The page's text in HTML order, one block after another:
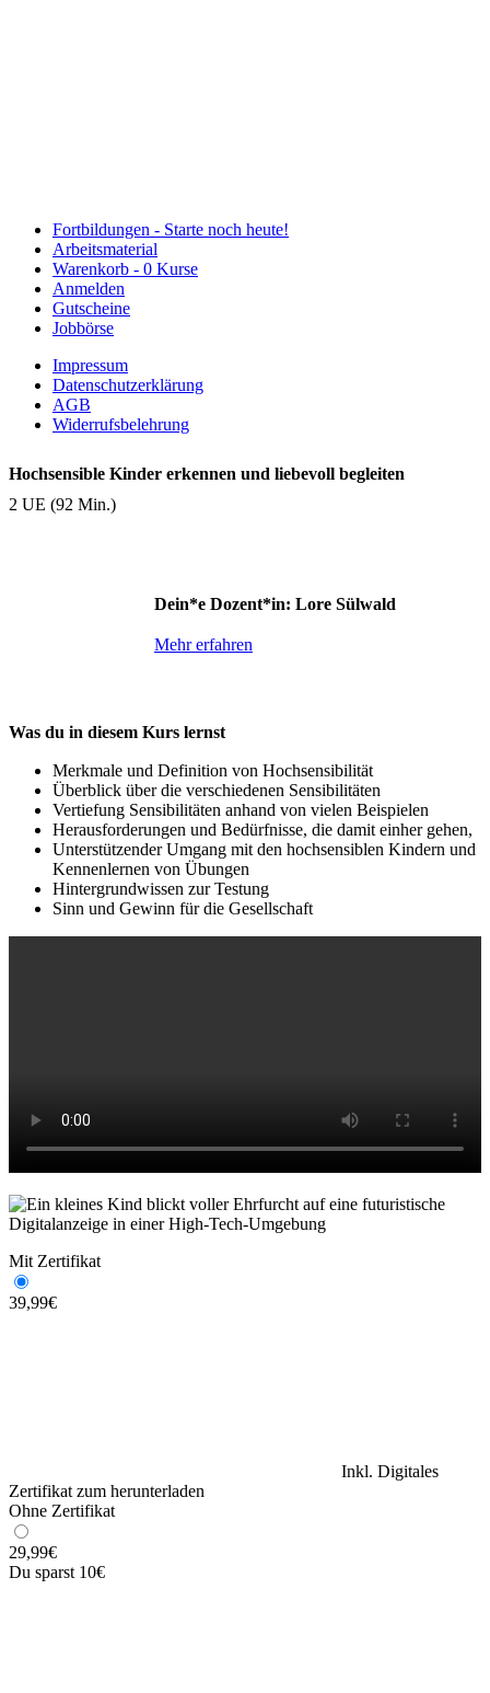
Fortbildungen - Starte noch heute!
Arbeitsmaterial
Warenkorb - 0 Kurse
Anmelden
Gutscheine
Jobbörse
Impressum
Datenschutzerklärung
AGB
Widerrufsbelehrung
Hochsensible Kinder erkennen und liebevoll begleiten
2 UE (92 Min.)
Dein*e Dozent*in: Lore Sülwald
Mehr erfahren
Was du in diesem Kurs lernst
Merkmale und Definition von Hochsensibilität
Überblick über die verschiedenen Sensibilitäten
Vertiefung Sensibilitäten anhand von vielen Beispielen
Herausforderungen und Bedürfnisse, die damit einher gehen,
Unterstützender Umgang mit den hochsensiblen Kindern und
Kennenlernen von Übungen
Hintergrundwissen zur Testung
Sinn und Gewinn für die Gesellschaft
Mit Zertifikat
39,99€
Inkl. Digitales
Zertifikat zum herunterladen
Ohne Zertifikat
29,99€
Du sparst 10€